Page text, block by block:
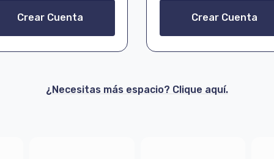
Crear Cuenta Crear Cuenta
¿Necesitas más espacio? Clique aquí.